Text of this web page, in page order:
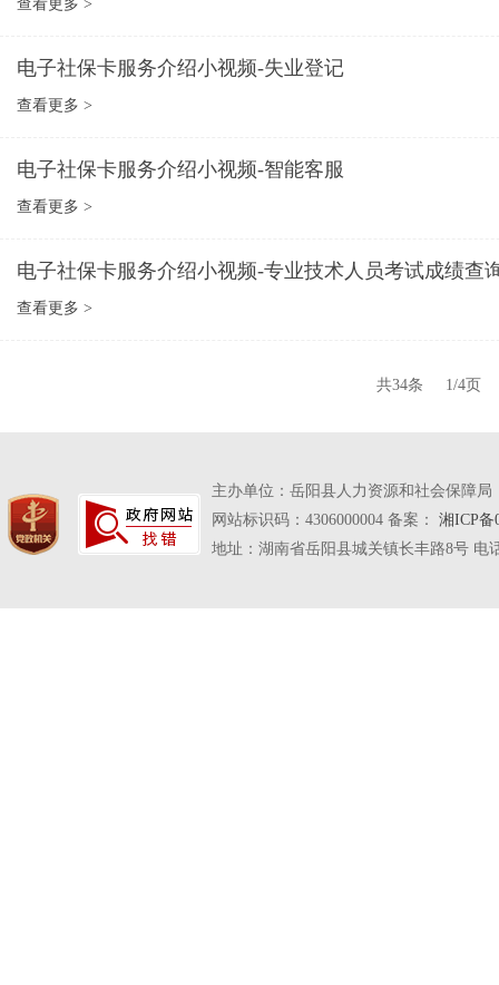
查看更多 >
电子社保卡服务介绍小视频-失业登记
查看更多 >
电子社保卡服务介绍小视频-智能客服
查看更多 >
电子社保卡服务介绍小视频-专业技术人员考试成绩查
查看更多 >
共34条 1/4页
主办单位：岳阳县人力资源和社会保障
网站标识码：4306000004 备案： 湘ICP备
地址：湖南省岳阳县城关镇长丰路8号 电